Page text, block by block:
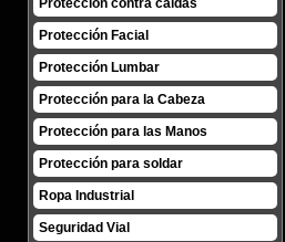
Protección contra caídas
Protección Facial
Protección Lumbar
Protección para la Cabeza
Protección para las Manos
Protección para soldar
Ropa Industrial
Seguridad Vial